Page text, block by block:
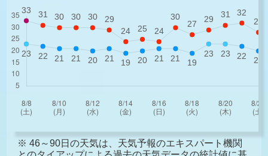
※ 46～90日の天気は、天気予報のエキスパート機関